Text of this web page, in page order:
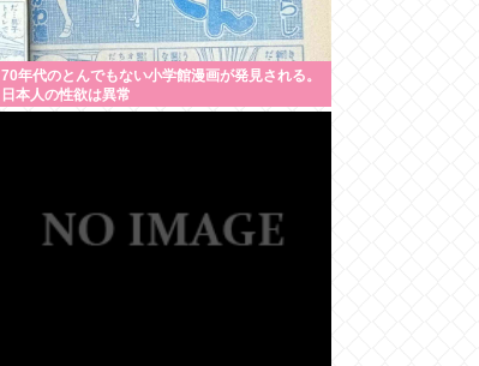
70年代のとんでもない小学館漫画が発見される。
日本人の性欲は異常